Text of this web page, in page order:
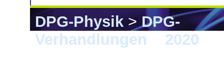
DPG-Physik>DPG-
Verhandlungen
2020